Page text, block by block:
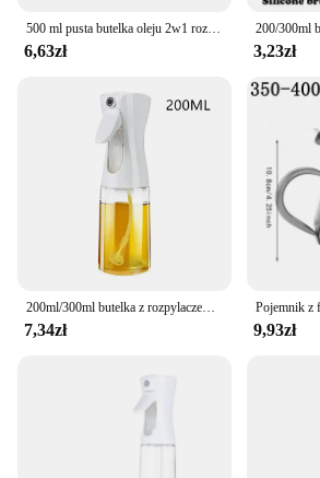
500 ml pusta butelka oleju 2w1 rozpylacz i nalewak plastikowy pojemnik na olej kuchenny dozownik oleju gotującego pojemnik na parownik do grillowania na kempingu
6,63zł 3,23zł
200ml/300ml butelka z rozpylaczem oleju kuchnia grill gotowanie dozownik oliwy z oliwek Camping pieczenie pusty ocet sos sojowy pojemniki z rozpylaczem
7,34zł 9,93zł